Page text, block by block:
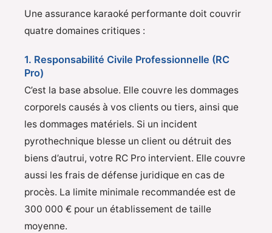
Une assurance karaoké performante doit couvrir
quatre domaines critiques :
1. Responsabilité Civile Professionnelle (RC
Pro)
C’est la base absolue. Elle couvre les dommages
corporels causés à vos clients ou tiers, ainsi que
les dommages matériels. Si un incident
pyrothechnique blesse un client ou détruit des
biens d’autrui, votre RC Pro intervient. Elle couvre
aussi les frais de défense juridique en cas de
procès. La limite minimale recommandée est de
300 000 € pour un établissement de taille
moyenne.